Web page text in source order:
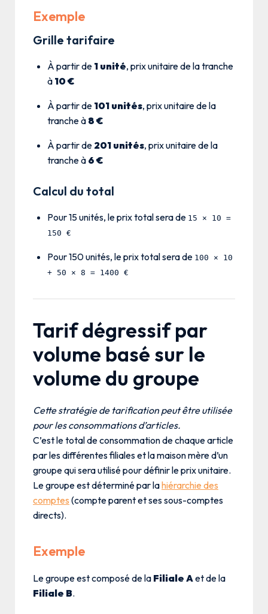
Exemple
Grille tarifaire
À partir de 1 unité, prix unitaire de la tranche
à 10 €
À partir de 101 unités, prix unitaire de la
tranche à 8 €
À partir de 201 unités, prix unitaire de la
tranche à 6 €
Calcul du total
Pour 15 unités, le prix total sera de 15 × 10 =
150 €
Pour 150 unités, le prix total sera de 100 × 10
+ 50 × 8 = 1400 €
Tarif dégressif par
volume basé sur le
volume du groupe
Cette stratégie de tarification peut être utilisée
pour les consommations d’articles.
C’est le total de consommation de chaque article
par les différentes filiales et la maison mère d’un
groupe qui sera utilisé pour définir le prix unitaire.
Le groupe est déterminé par lahiérarchie des
comptes (compte parent et ses sous-comptes
directs).
Exemple
Le groupe est composé de la Filiale Aet de la
Filiale B.